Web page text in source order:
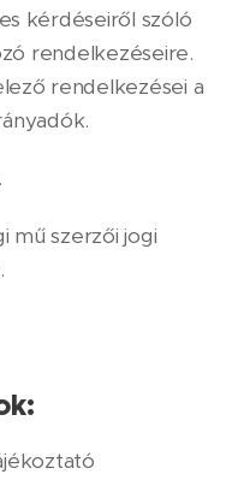
kérdéseiről szóló
rendelkezéseire.
rendelkezései a
mű szerzői jogi